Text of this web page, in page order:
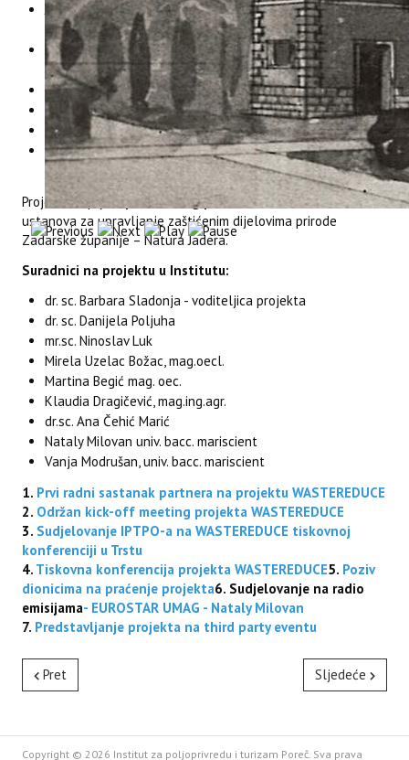
Javna ustanova Natura Histrica – Natura Histrica
(Hrvatska)
Udruga za prirodu, okoliš i održivi razvoj Sunce - SUNCE
(Hrvatska)
University of Trieste – UNITS (Italija)
Etra SpA Societa benefit– ETRA (Italija)
ETIFOR Srl Società Benefit - ETIFOR (Italija)
Regional Agency for Environmental Protection and
Prevention of Veneto – ARPAV (Italija)
Projekt okuplja 1 pridruženog partneraiz Hrvatske, Javnu
ustanova za upravljanje zaštićenim dijelovima prirode
Zadarske županije – Natura Jadera.
Suradnici na projektu u Institutu:
dr. sc. Barbara Sladonja - voditeljica projekta
dr. sc. Danijela Poljuha
mr.sc. Ninoslav Luk
Mirela Uzelac Božac, mag.oecl.
Martina Begić mag. oec.
Klaudia Dragičević, mag.ing.agr.
dr.sc. Ana Čehić Marić
Nataly Milovan univ. bacc. mariscient
Vanja Modrušan, univ. bacc. mariscient
1. Prvi radni sastanak partnera na projektu WASTEREDUCE
2. Održan kick-off meeting projekta WASTEREDUCE
3. Sudjelovanje IPTPO-a na WASTEREDUCE tiskovnoj
konferenciji u Trstu
4. Tiskovna konferencija projekta WASTEREDUCE5. Poziv
dionicima na praćenje projekta6. Sudjelovanje na radio
emisijama- EUROSTAR UMAG - Nataly Milovan
7. Predstavljanje projekta na third party eventu
Pret Sljedeće
Copyright © 2026 Institut za poljoprivredu i turizam Poreč. Sva prava